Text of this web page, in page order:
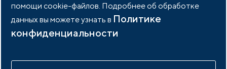
помощи cookie-файлов. Подробнее об обработке
данных вы можете узнать в Политике
конфиденциальности